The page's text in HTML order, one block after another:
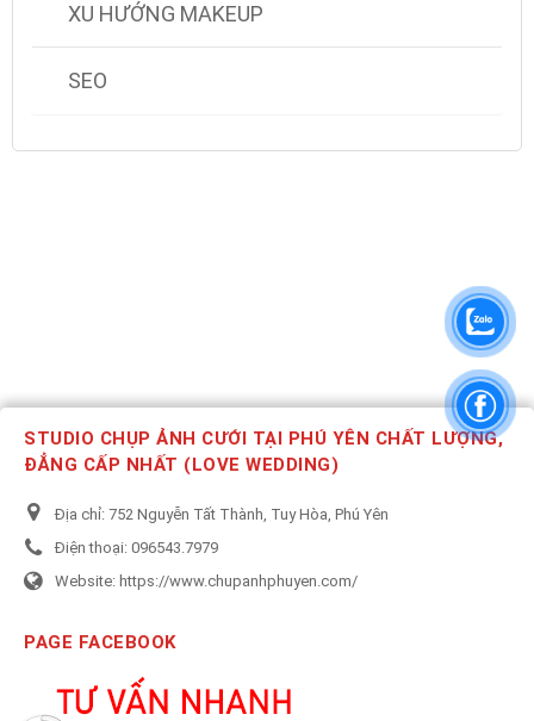
XU HƯỚNG MAKEUP
SEO
STUDIO CHỤP ẢNH CƯỚI TẠI PHÚ YÊN CHẤT LƯỢNG,
ĐẲNG CẤP NHẤT (LOVE WEDDING)
Địa chỉ: 752 Nguyễn Tất Thành, Tuy Hòa, Phú Yên
Điện thoại: 096543.7979
Website: https://www.chupanhphuyen.com/
PAGE FACEBOOK